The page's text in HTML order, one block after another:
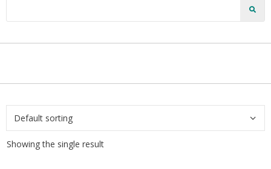
Showing the single result